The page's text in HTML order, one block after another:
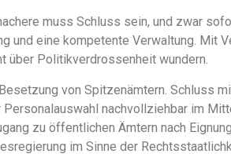
muss Schluss sein, und zwar
und eine kompetente Verwaltung. Mit
über Politikverdrossenheit wundern.
von Spitzenämtern. Schluss
nachvollziehbar im
zu öffentlichen Ämtern nach
im Sinne der